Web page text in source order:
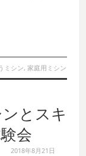
ミシン,家庭用ミシン
とスキ
会
2018年8月21日